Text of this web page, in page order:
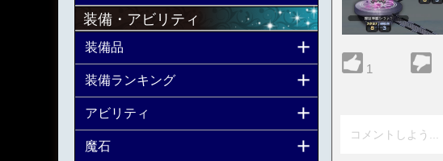
1
コメントしよう...
装備・アビリティ
装備品
装備ランキング
アビリティ
魔石